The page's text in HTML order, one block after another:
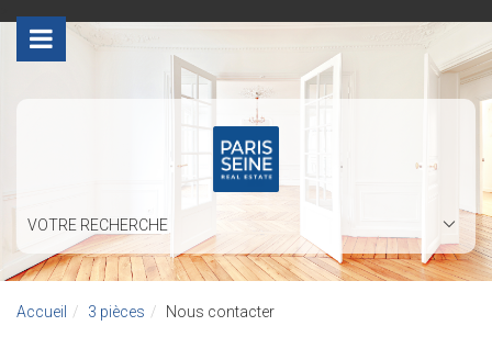
VOTRE RECHERCHE
Accueil 3 pièces Nous contacter